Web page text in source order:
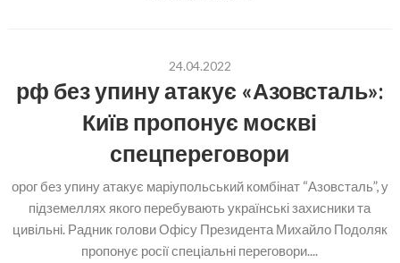
24.04.2022
рф без упину атакує «Азовсталь»:
Київ пропонує москві
спецпереговори
орог без упину атакує маріупольський комбінат “Азовсталь”, у
підземеллях якого перебувають українські захисники та
цивільні. Радник голови Офісу Президента Михайло Подоляк
пропонує росії спеціальні переговори....